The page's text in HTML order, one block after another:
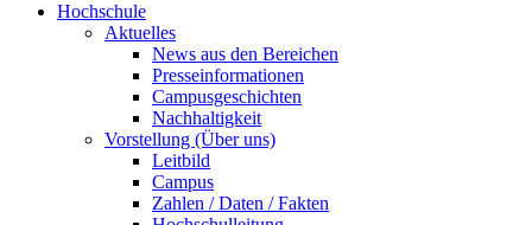
Hochschule
Aktuelles
News aus den Bereichen
Presseinformationen
Campusgeschichten
Nachhaltigkeit
Vorstellung (Über uns)
Leitbild
Campus
Zahlen / Daten / Fakten